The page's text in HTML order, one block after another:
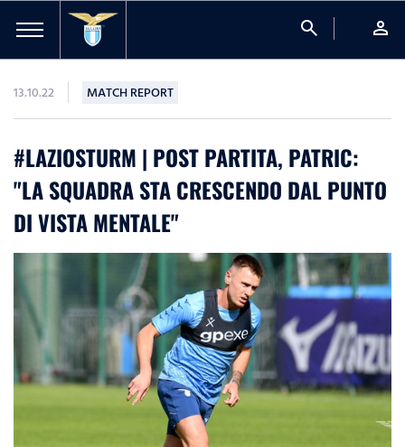
search person
13.10.22 MATCH REPORT
#LAZIOSTURM | POST PARTITA, PATRIC:
"LA SQUADRA STA CRESCENDO DAL PUNTO
DI VISTA MENTALE"